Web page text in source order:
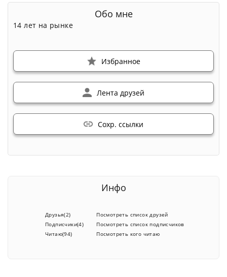
Обо мне
14 лет на рынке
Избранное
Лента друзей
Сохр. ссылки
Инфо
Друзья(2)
Подписчики(4)
Читаю(94)
Посмотреть список друзей
Посмотреть список подписчиков
Посмотреть кого читаю